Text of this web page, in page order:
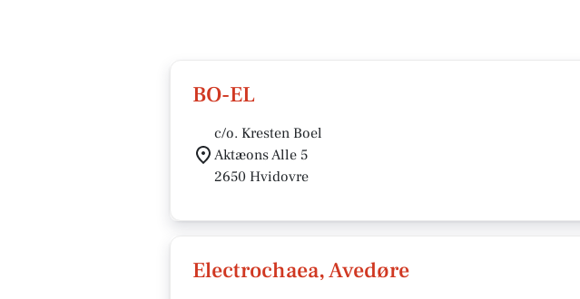
BO-EL
c/o. Kresten Boel
Aktæons Alle 5
2650 Hvidovre
Electrochaea, Avedøre